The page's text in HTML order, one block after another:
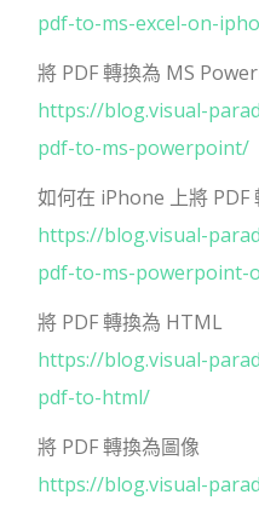
pdf-to-ms-excel-on-
將 PDF 轉換為 MS
https://blog.visual-
pdf-to-ms-powerpoint/
如何在 iPhone 上將
https://blog.visual-
pdf-to-ms-powerpoint-
將 PDF 轉換為 HTML
https://blog.visual-
pdf-to-html/
將 PDF 轉換為圖像
https://blog.visual-